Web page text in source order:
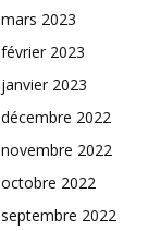
mars 2023
février 2023
janvier 2023
décembre 2022
novembre 2022
octobre 2022
septembre 2022